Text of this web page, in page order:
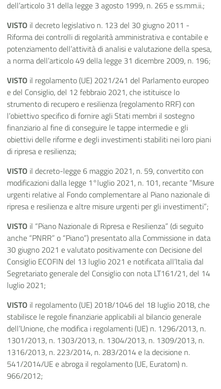
dell’articolo 31 della legge 3 agosto 1999, n. 265 e ss.mm.ii.;
VISTO il decreto legislativo n. 123 del 30 giugno 2011 -
Riforma dei controlli di regolarità amministrativa e contabile e
potenziamento dell’attività di analisi e valutazione della spesa,
a norma dell’articolo 49 della legge 31 dicembre 2009, n. 196;
VISTO il regolamento (UE) 2021/241 del Parlamento europeo
e del Consiglio, del 12 febbraio 2021, che istituisce lo
strumento di recupero e resilienza (regolamento RRF) con
l’obiettivo specifico di fornire agli Stati membri il sostegno
finanziario al fine di conseguire le tappe intermedie e gli
obiettivi delle riforme e degli investimenti stabiliti nei loro piani
di ripresa e resilienza;
VISTO il decreto-legge 6 maggio 2021, n. 59, convertito con
modificazioni dalla legge 1°luglio 2021, n. 101, recante “Misure
urgenti relative al Fondo complementare al Piano nazionale di
ripresa e resilienza e altre misure urgenti per gli investimenti”;
VISTO il “Piano Nazionale di Ripresa e Resilienza” (di seguito
anche “PNRR” o “Piano”) presentato alla Commissione in data
30 giugno 2021 e valutato positivamente con Decisione del
Consiglio ECOFIN del 13 luglio 2021 e notificata all’Italia dal
Segretariato generale del Consiglio con nota LT161/21, del 14
luglio 2021;
VISTO il regolamento (UE) 2018/1046 del 18 luglio 2018, che
stabilisce le regole finanziarie applicabili al bilancio generale
dell’Unione, che modifica i regolamenti (UE) n. 1296/2013, n.
1301/2013, n. 1303/2013, n. 1304/2013, n. 1309/2013, n.
1316/2013, n. 223/2014, n. 283/2014 e la decisione n.
541/2014/UE e abroga il regolamento (UE, Euratom) n.
966/2012;